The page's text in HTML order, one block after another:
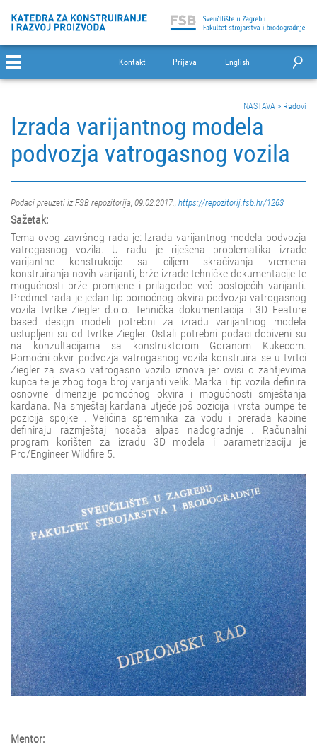
Kontakt Prijava English
NASTAVA > Radovi
Izrada varijantnog modela
podvozja vatrogasnog vozila
Podaci preuzeti iz FSB repozitorija, 09.02.2017., https://repozitorij.fsb.hr/1263
Sažetak:
Tema ovog završnog rada je: Izrada varijantnog modela podvozja
vatrogasnog vozila. U radu je riješena problematika izrade
varijantne konstrukcije sa ciljem skraćivanja vremena
konstruiranja novih varijanti, brže izrade tehničke dokumentacije te
mogućnosti brže promjene i prilagodbe već postojećih varijanti.
Predmet rada je jedan tip pomoćnog okvira podvozja vatrogasnog
vozila tvrtke Ziegler d.o.o. Tehnička dokumentacija i 3D Feature
based design modeli potrebni za izradu varijantnog modela
ustupljeni su od tvrtke Ziegler. Ostali potrebni podaci dobiveni su
na konzultacijama sa konstruktorom Goranom Kukecom.
Pomoćni okvir podvozja vatrogasnog vozila konstruira se u tvrtci
Ziegler za svako vatrogasno vozilo iznova jer ovisi o zahtjevima
kupca te je zbog toga broj varijanti velik. Marka i tip vozila definira
osnovne dimenzije pomoćnog okvira i mogućnosti smještanja
kardana. Na smještaj kardana utječe još pozicija i vrsta pumpe te
pozicija spojke . Veličina spremnika za vodu i prerada kabine
definiraju razmještaj nosača alpas nadogradnje . Računalni
program korišten za izradu 3D modela i parametrizaciju je
Pro/Engineer Wildfire 5.
Mentor: